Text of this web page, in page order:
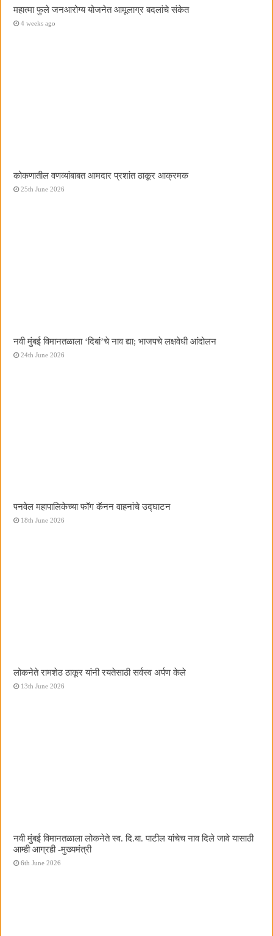
महात्मा फुले जनआरोग्य योजनेत आमूलाग्र बदलांचे संकेत
4 weeks ago
कोकणातील वणव्यांबाबत आमदार प्रशांत ठाकूर आक्रमक
25th June 2026
नवी मुंबई विमानतळाला ‌‘दिबां‌’चे नाव द्या; भाजपचे लक्षवेधी आंदोलन
24th June 2026
पनवेल महापालिकेच्या फॉग कॅनन वाहनांचे उद्घाटन
18th June 2026
लोकनेते रामशेठ ठाकूर यांनी रयतेसाठी सर्वस्व अर्पण केले
13th June 2026
नवी मुंबई विमानतळाला लोकनेते स्व. दि.बा. पाटील यांचेच नाव दिले जावे यासाठी
आम्ही आग्रही -मुख्यमंत्री
6th June 2026